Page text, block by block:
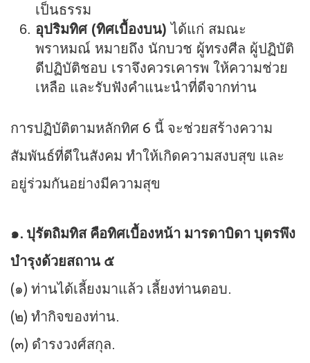
เป็นธรรม
อุปริมทิศ (ทิศเบื้องบน) ได้แก่ สมณะ
พราหมณ์ หมายถึง นักบวช ผู้ทรงศีล ผู้ปฏิบัติ
ดีปฏิบัติชอบ เราจึงควรเคารพ ให้ความช่วย
เหลือ และรับฟังคำแนะนำที่ดีจากท่าน
การปฏิบัติตามหลักทิศ 6 นี้ จะช่วยสร้างความ
สัมพันธ์ที่ดีในสังคม ทำให้เกิดความสงบสุข และ
อยู่ร่วมกันอย่างมีความสุข
๑. ปุรัตถิมทิส คือทิศเบื้องหน้า มารดาบิดา บุตรพึง
บำรุงด้วยสถาน ๕
(๑) ท่านได้เลี้ยงมาแล้ว เลี้ยงท่านตอบ.
(๒) ทำกิจของท่าน.
(๓) ดำรงวงศ์สกุล.